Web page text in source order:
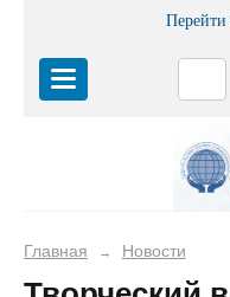
Главная → Новости